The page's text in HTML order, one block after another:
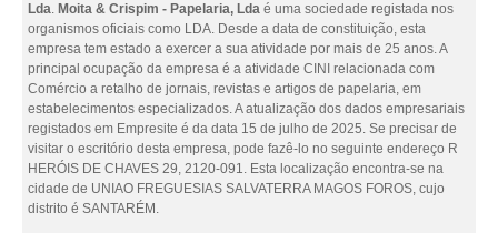
Lda. Moita & Crispim - Papelaria, Lda é uma sociedade registada nos
organismos oficiais como LDA. Desde a data de constituição, esta
empresa tem estado a exercer a sua atividade por mais de 25 anos. A
principal ocupação da empresa é a atividade CINI relacionada com
Comércio a retalho de jornais, revistas e artigos de papelaria, em
estabelecimentos especializados. A atualização dos dados empresariais
registados em Empresite é da data 15 de julho de 2025. Se precisar de
visitar o escritório desta empresa, pode fazê-lo no seguinte endereço R
HERÓIS DE CHAVES 29, 2120-091. Esta localização encontra-se na
cidade de UNIAO FREGUESIAS SALVATERRA MAGOS FOROS, cujo
distrito é SANTARÉM.